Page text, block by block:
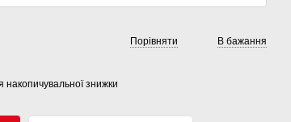
Порівняти В бажання
накопичувальної знижки